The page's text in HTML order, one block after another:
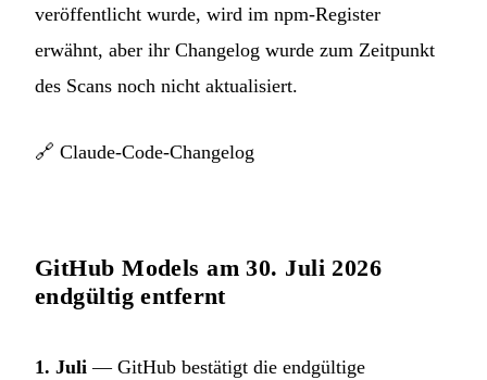
veröffentlicht wurde, wird im npm-Register
erwähnt, aber ihr Changelog wurde zum Zeitpunkt
des Scans noch nicht aktualisiert.
🔗 Claude-Code-Changelog
GitHub Models am 30. Juli 2026
endgültig entfernt
1. Juli — GitHub bestätigt die endgültige